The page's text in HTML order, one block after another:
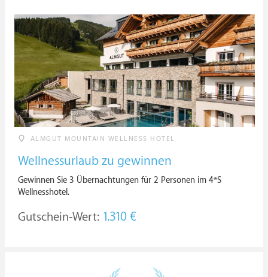
ALMGUT MOUNTAIN WELLNESS HOTEL
Wellnessurlaub zu gewinnen
Gewinnen Sie 3 Übernachtungen für 2 Personen im 4*S
Wellnesshotel.
Gutschein-Wert: 1.310 €